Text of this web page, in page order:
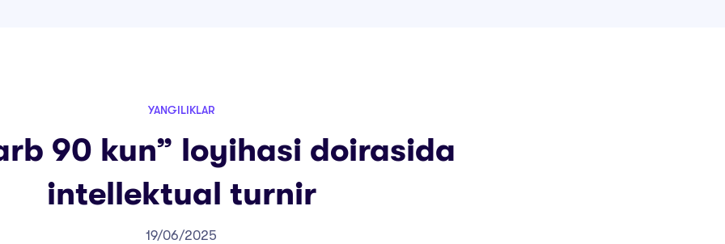
YANGILIKLAR
90 kun” loyihasi doirasida
intellektual turnir
19/06/2025